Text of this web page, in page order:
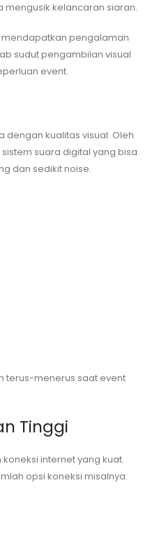
kelancaran siaran.
mendapatkan pengalaman
sudut pengambilan visual
event.
dengan kualitas visual. Oleh
suara digital yang bisa
dan sedikit noise.
terus-menerus saat event
Tinggi
internet yang kuat.
opsi koneksi misalnya: